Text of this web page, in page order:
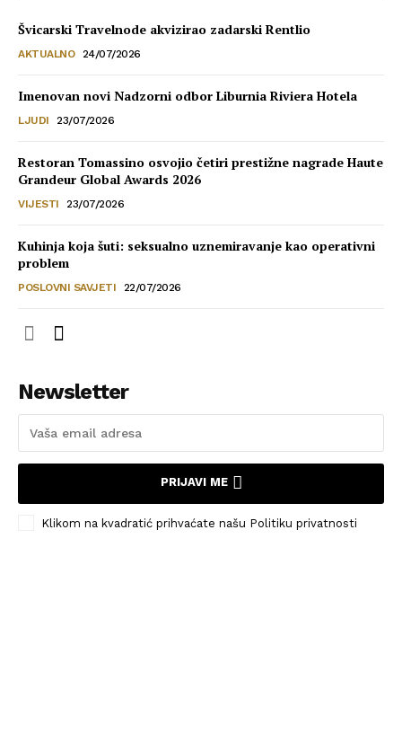
Švicarski Travelnode akvizirao zadarski Rentlio
AKTUALNO 24/07/2026
Imenovan novi Nadzorni odbor Liburnia Riviera Hotela
LJUDI 23/07/2026
Restoran Tomassino osvojio četiri prestižne nagrade Haute
Grandeur Global Awards 2026
VIJESTI 23/07/2026
Kuhinja koja šuti: seksualno uznemiravanje kao operativni
problem
POSLOVNI SAVJETI 22/07/2026
Newsletter
PRIJAVI ME
Klikom na kvadratić prihvaćate našu Politiku privatnosti